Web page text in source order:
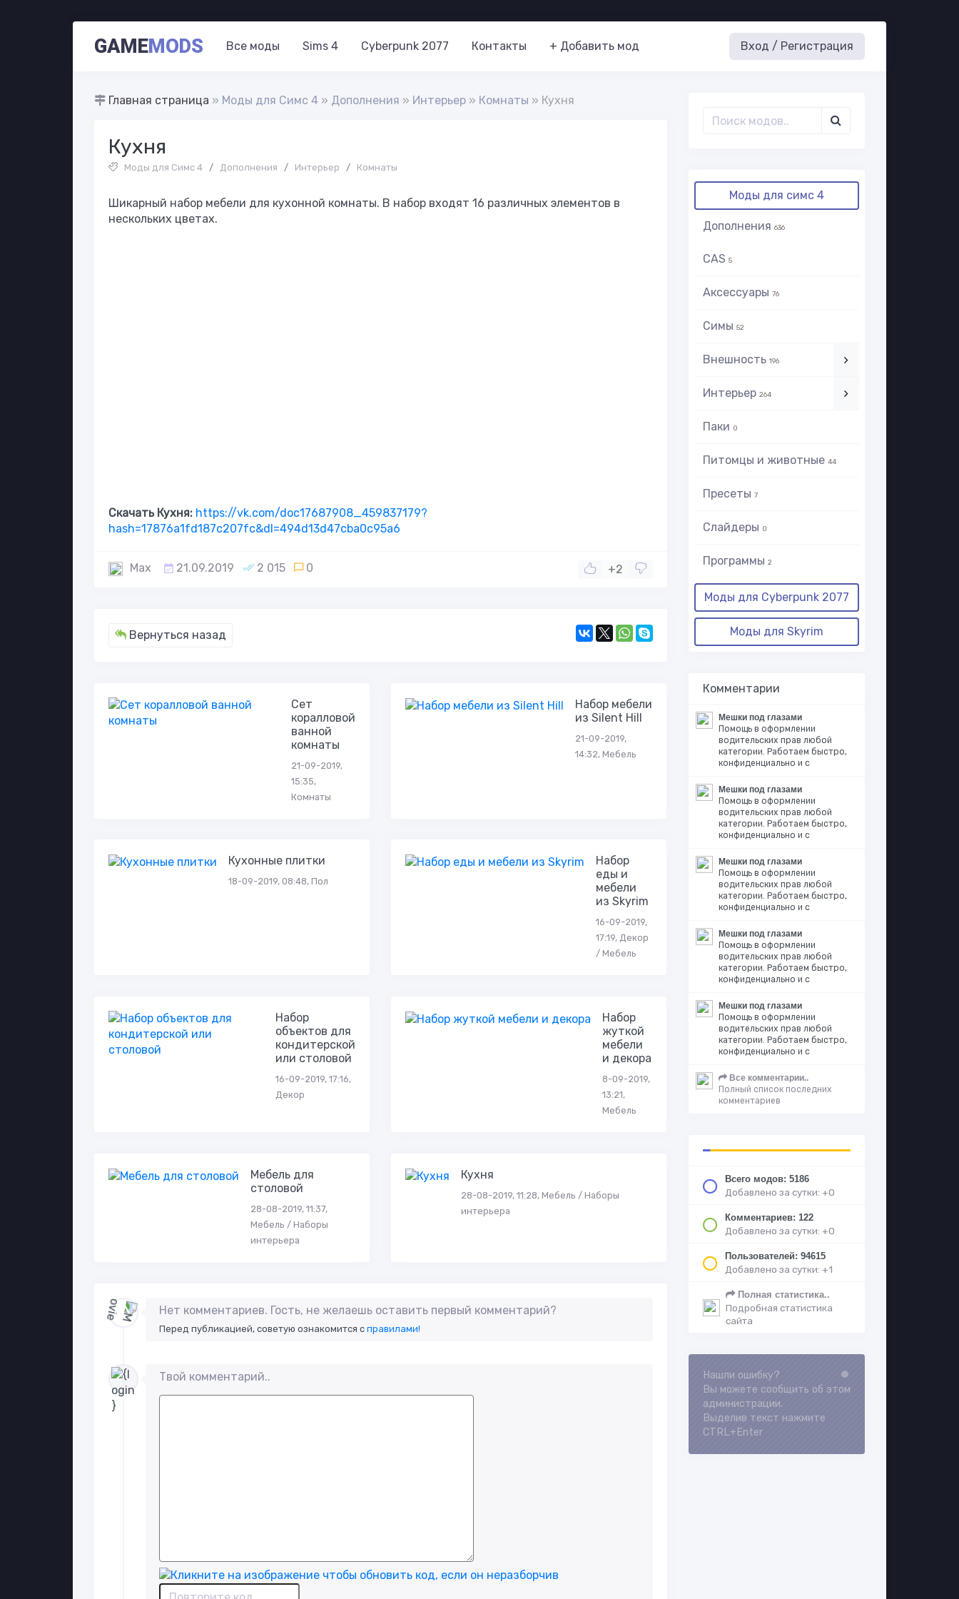
GAMEMODS Все моды Sims 4 Cyberpunk 2077 Контакты + Добавить мод Вход / Регистрация
Главная страница » Моды для Симс 4 » Дополнения » Интерьер » Комнаты » Кухня
Кухня
Моды для Симс 4 / Дополнения / Интерьер / Комнаты
Шикарный набор мебели для кухонной комнаты. В набор входят 16 различных элементов в
нескольких цветах.
Скачать Кухня: https://vk.com/doc17687908_459837179?
hash=17876a1fd187c207fc&dl=494d13d47cba0c95a6
Max 21.09.2019 2 015 0 +2
Вернуться назад
Сет
коралловой
ванной
комнаты
21-09-2019,
15:35,
Комнаты
Набор мебели
из Silent Hill
21-09-2019,
14:32, Мебель
Кухонные плитки
18-09-2019, 08:48, Пол
Набор
еды и
мебели
из Skyrim
16-09-2019,
17:19, Декор
/ Мебель
Набор
объектов для
кондитерской
или столовой
16-09-2019, 17:16,
Декор
Набор
жуткой
мебели
и декора
8-09-2019,
13:21,
Мебель
Мебель для
столовой
28-08-2019, 11:37,
Мебель / Наборы
интерьера
Кухня
28-08-2019, 11:28, Мебель / Наборы
интерьера
Нет комментариев. Гость, не желаешь оставить первый комментарий?
Перед публикацией, советую ознакомится справилами!
Твой комментарий..
Моды для симс 4
Дополнения 636
CAS 5
Аксессуары 76
Симы 52
Внешность 196
Интерьер 264
Паки 0
Питомцы и животные 44
Пресеты 7
Слайдеры 0
Программы 2
Моды для Cyberpunk 2077
Моды для Skyrim
Комментарии
Мешки под глазами
Помощь в оформлении
водительских прав любой
категории. Работаем быстро,
конфиденциально и с
Мешки под глазами
Помощь в оформлении
водительских прав любой
категории. Работаем быстро,
конфиденциально и с
Мешки под глазами
Помощь в оформлении
водительских прав любой
категории. Работаем быстро,
конфиденциально и с
Мешки под глазами
Помощь в оформлении
водительских прав любой
категории. Работаем быстро,
конфиденциально и с
Мешки под глазами
Помощь в оформлении
водительских прав любой
категории. Работаем быстро,
конфиденциально и с
Все комментарии..
Полный список последних
комментариев
Всего модов: 5186
Добавлено за сутки: +0
Комментариев: 122
Добавлено за сутки: +0
Пользователей: 94615
Добавлено за сутки: +1
Полная статистика..
Подробная статистика
сайта
Loading...
Нашли ошибку?
Вы можете сообщить об этом
администрации.
Выделив текст нажмите
CTRL+Enter